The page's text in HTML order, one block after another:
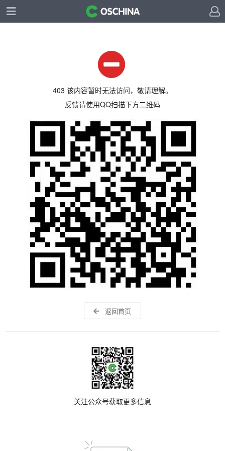
403 该内容暂时无法访问，敬请理解。
反馈请使用QQ扫描下方二维码
返回首页
关注公众号获取更多信息